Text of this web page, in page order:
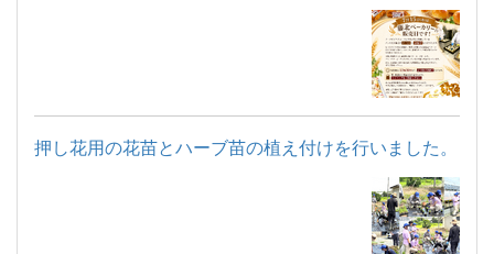
押し花用の花苗とハーブ苗の植え付けを行いました。